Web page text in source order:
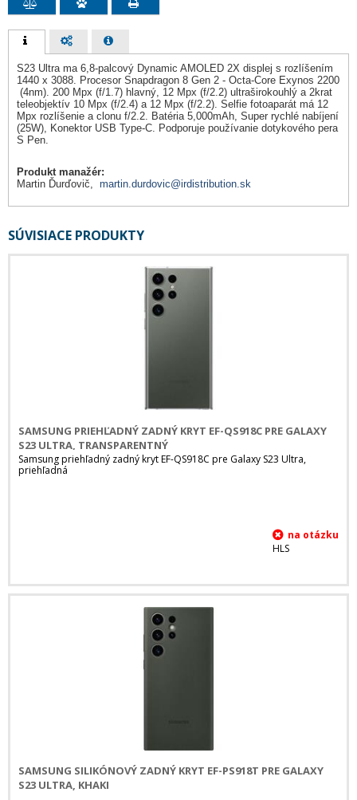
S23 Ultra ma 6,8-palcový Dynamic AMOLED 2X displej s rozlíšením
1440 x 3088. Procesor Snapdragon 8 Gen 2 - Octa-Core Exynos 2200
(4nm). 200 Mpx (f/1.7) hlavný, 12 Mpx (f/2.2) ultraširokouhlý a 2krat
teleobjektív 10 Mpx (f/2.4) a 12 Mpx (f/2.2). Selfie fotoaparát má 12
Mpx rozlíšenie a clonu f/2.2. Batéria 5,000mAh, Super rychlé nabíjení
(25W), Konektor USB Type-C. Podporuje používanie dotykového pera
S Pen.
Produkt manažér:
Martin Ďurďovič, martin.durdovic@irdistribution.sk
SÚVISIACE PRODUKTY
SAMSUNG PRIEHĽADNÝ ZADNÝ KRYT EF-QS918C PRE GALAXY
S23 ULTRA, TRANSPARENTNÝ
Samsung priehľadný zadný kryt EF-QS918C pre Galaxy S23 Ultra,
priehľadná
HLS
SAMSUNG SILIKÓNOVÝ ZADNÝ KRYT EF-PS918T PRE GALAXY
S23 ULTRA, KHAKI